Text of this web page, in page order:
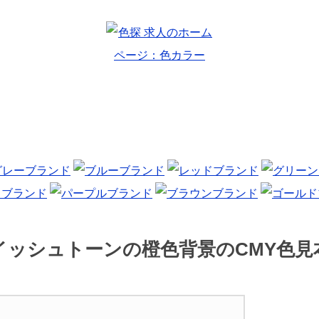
ッシュトーンの橙色背景のCMY色見